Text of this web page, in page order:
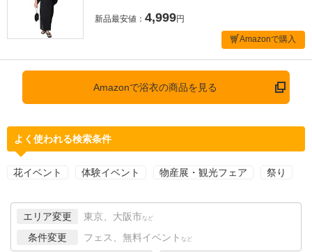
新品最安値： 4,999円
Amazonで購入
Amazonで浴衣の商品を見る
よく使われる検索条件
花イベント 体験イベント 物産展・観光フェア 祭り
エリア変更 東京、大阪市 など
条件変更 フェス、無料イベント など